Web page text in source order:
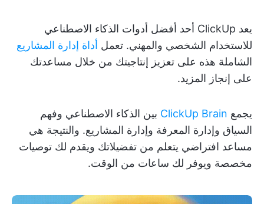
يعد ClickUp أحد أفضل أدوات الذكاء الاصطناعي
للاستخدام الشخصي والمهني. تعمل أداة إدارة المشاريع
الشاملة هذه على تعزيز إنتاجيتك من خلال مساعدتك
على إنجاز المزيد.
يجمع ClickUp Brain بين الذكاء الاصطناعي وفهم
السياق وإدارة المعرفة وإدارة المشاريع. والنتيجة هي
مساعد افتراضي يتعلم من تفضيلاتك ويقدم لك توصيات
مخصصة ويوفر لك ساعات من الوقت.